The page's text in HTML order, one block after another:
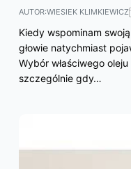
AUTOR:WIESIEK KLIMKIEWICZ
Kiedy wspominam
głowie natychmiast
Wybór właściwego
szczególnie gdy…